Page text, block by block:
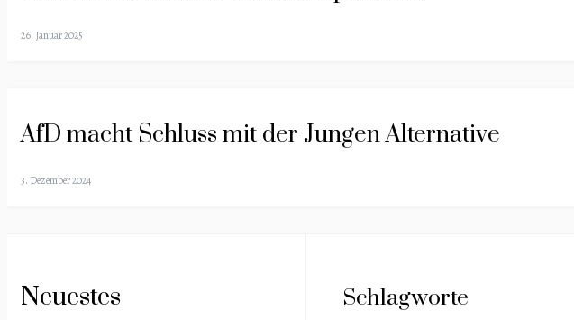
26. Januar 2025
AfD macht Schluss mit der Jungen Alternative
3. Dezember 2024
Neuestes Schlagworte